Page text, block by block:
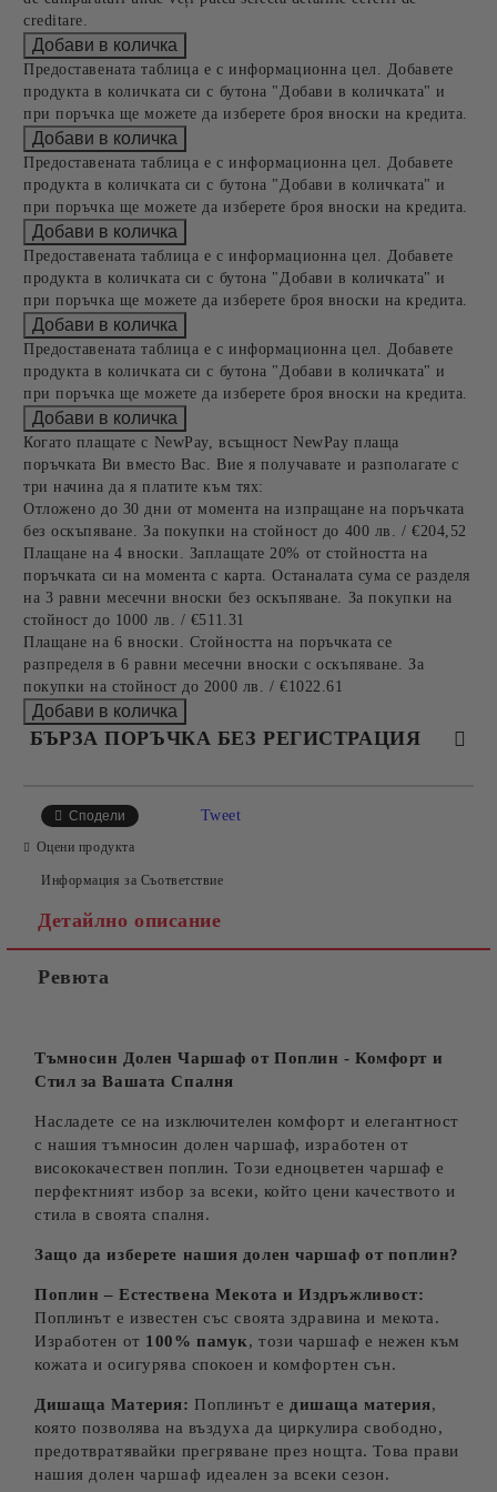
creditare.
Предоставената таблица е с информационна цел. Добавете
продукта в количката си с бутона "Добави в количката" и
при поръчка ще можете да изберете броя вноски на кредита.
Предоставената таблица е с информационна цел. Добавете
продукта в количката си с бутона "Добави в количката" и
при поръчка ще можете да изберете броя вноски на кредита.
Предоставената таблица е с информационна цел. Добавете
продукта в количката си с бутона "Добави в количката" и
при поръчка ще можете да изберете броя вноски на кредита.
Предоставената таблица е с информационна цел. Добавете
продукта в количката си с бутона "Добави в количката" и
при поръчка ще можете да изберете броя вноски на кредита.
Когато плащате с NewPay, всъщност NewPay плаща
поръчката Ви вместо Вас. Вие я получавате и разполагате с
три начина да я платите към тях:
Отложено до 30 дни от момента на изпращане на поръчката
без оскъпяване. За покупки на стойност до 400 лв. / €204,52
Плащане на 4 вноски. Заплащате 20% от стойността на
поръчката си на момента с карта. Останалата сума се разделя
на 3 равни месечни вноски без оскъпяване. За покупки на
стойност до 1000 лв. / €511.31
Плащане на 6 вноски. Стойността на поръчката се
разпределя в 6 равни месечни вноски с оскъпяване. За
покупки на стойност до 2000 лв. / €1022.61
БЪРЗА ПОРЪЧКА БЕЗ РЕГИСТРАЦИЯ
Сподели Tweet
Оцени продукта
Информация за Съответствие
Детайлно описание
Ревюта
Тъмносин Долен Чаршаф от Поплин - Комфорт и
Стил за Вашата Спалня
Насладете се на изключителен комфорт и елегантност
с нашия тъмносин долен чаршаф, изработен от
висококачествен поплин. Този едноцветен чаршаф е
перфектният избор за всеки, който цени качеството и
стила в своята спалня.
Защо да изберете нашия долен чаршаф от поплин?
Поплин – Естествена Мекота и Издръжливост:
Поплинът е известен със своята здравина и мекота.
Изработен от 100% памук, този чаршаф е нежен към
кожата и осигурява спокоен и комфортен сън.
Дишаща Материя: Поплинът е дишаща материя,
която позволява на въздуха да циркулира свободно,
предотвратявайки прегряване през нощта. Това прави
нашия долен чаршаф идеален за всеки сезон.